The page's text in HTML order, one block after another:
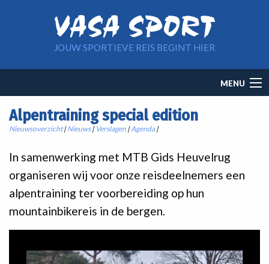
JOUW SPORTIEVE REIS BEGINT HIER
navigation
MENU
Alpentraining special edition
Nieuwsoverzicht|Nieuws| Verslagen |Agenda|
In samenwerking met MTB Gids Heuvelrug
organiseren wij voor onze reisdeelnemers een
alpentraining ter voorbereiding op hun
mountainbikereis in de bergen.